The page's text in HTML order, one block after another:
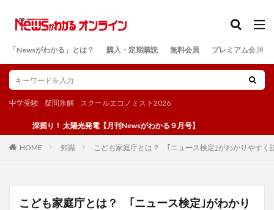
「Newsがわかる」とは？ 購入・定期購読 無料会員 プレミアム会員
中学受験 疑問氷解 スクールエコノミスト2026
掘り！ 太陽光発電【月刊Newsがわかる９月号】
HOME 知識 こども家庭庁とは？ ｢ニュース検定｣がわかりやすく
こども家庭庁とは？ ｢ニュース検定｣がわかり
検索